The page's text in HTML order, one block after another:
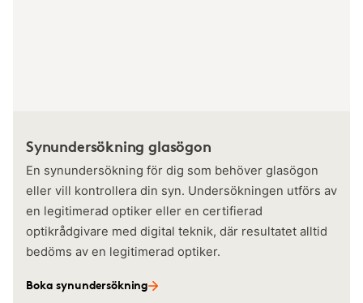
Synundersökning glasögon
En synundersökning för dig som behöver glasögon
eller vill kontrollera din syn. Undersökningen utförs av
en legitimerad optiker eller en certifierad
optikrådgivare med digital teknik, där resultatet alltid
bedöms av en legitimerad optiker.
Boka synundersökning